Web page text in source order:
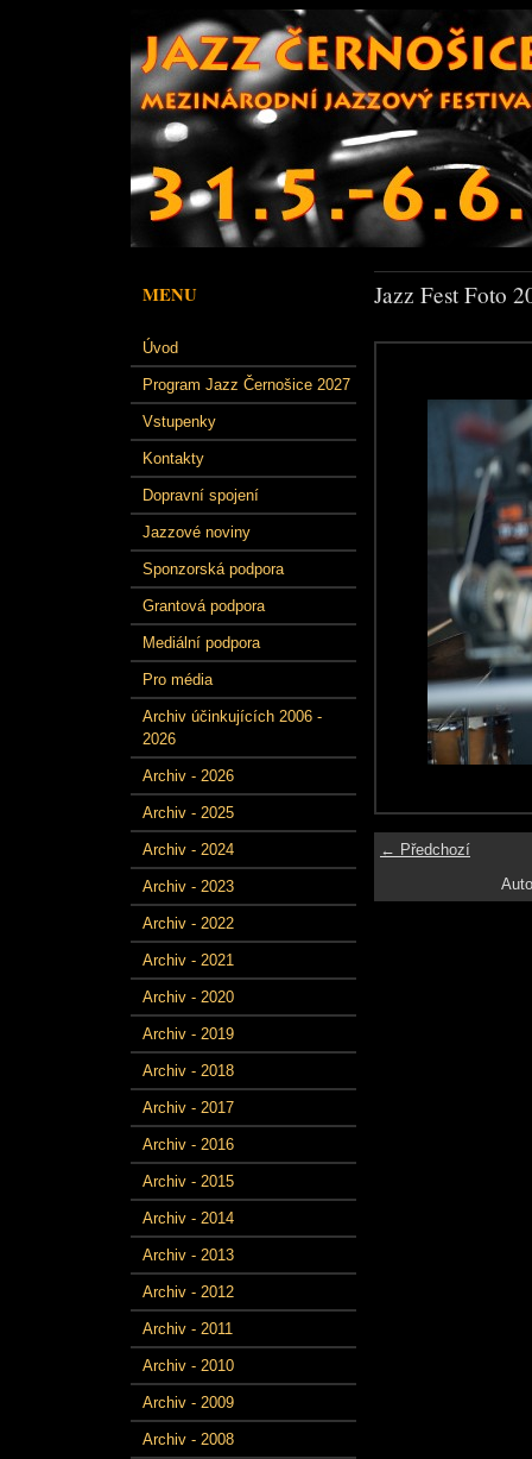
MENU
Úvod
Program Jazz Černošice 2027
Vstupenky
Kontakty
Dopravní spojení
Jazzové noviny
Sponzorská podpora
Grantová podpora
Mediální podpora
Pro média
Archiv účinkujících 2006 -
2026
Archiv - 2026
Archiv - 2025
Archiv - 2024
Archiv - 2023
Archiv - 2022
Archiv - 2021
Archiv - 2020
Archiv - 2019
Archiv - 2018
Archiv - 2017
Archiv - 2016
Archiv - 2015
Archiv - 2014
Archiv - 2013
Archiv - 2012
Archiv - 2011
Archiv - 2010
Archiv - 2009
Archiv - 2008
Jazz Fest Foto
← Předchozí